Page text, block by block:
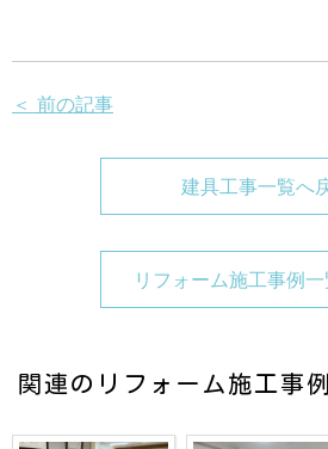
＜ 前の記事
建具工事一覧へ
リフォーム施工事例
関連のリフォーム施工事